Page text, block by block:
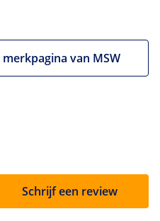
merkpagina van MSW
Schrijf een review